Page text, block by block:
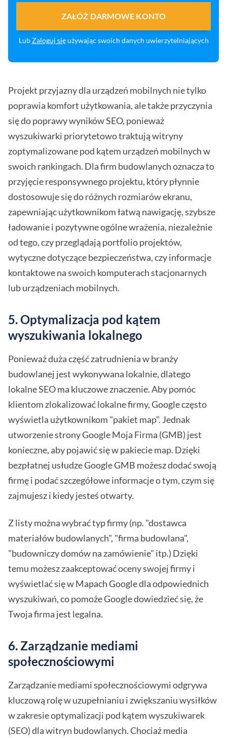
ZAŁÓŻ DARMOWE KONTO
LubZaloguj sięużywając swoich danych uwierzytelniających
Projekt przyjazny dla urządzeń mobilnych nie tylko
poprawia komfort użytkowania, ale także przyczynia
się do poprawy wyników SEO, ponieważ
wyszukiwarki priorytetowo traktują witryny
zoptymalizowane pod kątem urządzeń mobilnych w
swoich rankingach. Dla firm budowlanych oznacza to
przyjęcie responsywnego projektu, który płynnie
dostosowuje się do różnych rozmiarów ekranu,
zapewniając użytkownikom łatwą nawigację, szybsze
ładowanie i pozytywne ogólne wrażenia, niezależnie
od tego, czy przeglądają portfolio projektów,
wytyczne dotyczące bezpieczeństwa, czy informacje
kontaktowe na swoich komputerach stacjonarnych
lub urządzeniach mobilnych.
5. Optymalizacja pod kątem
wyszukiwania lokalnego
Ponieważ duża część zatrudnienia w branży
budowlanej jest wykonywana lokalnie, dlatego
lokalne SEO ma kluczowe znaczenie. Aby pomóc
klientom zlokalizować lokalne firmy, Google często
wyświetla użytkownikom "pakiet map". Jednak
utworzenie strony Google Moja Firma (GMB) jest
konieczne, aby pojawić się w pakiecie map. Dzięki
bezpłatnej usłudze Google GMB możesz dodać swoją
firmę i podać szczegółowe informacje o tym, czym się
zajmujesz i kiedy jesteś otwarty.
Z listy można wybrać typ firmy (np. "dostawca
materiałów budowlanych", "firma budowlana",
"budowniczy domów na zamówienie" itp.) Dzięki
temu możesz zaakceptować oceny swojej firmy i
wyświetlać się w Mapach Google dla odpowiednich
wyszukiwań, co pomoże Google dowiedzieć się, że
Twoja firma jest legalna.
6. Zarządzanie mediami
społecznościowymi
Zarządzanie mediami społecznościowymi odgrywa
kluczową rolę w uzupełnianiu i zwiększaniu wysiłków
w zakresie optymalizacji pod kątem wyszukiwarek
(SEO) dla witryn budowlanych. Chociaż media